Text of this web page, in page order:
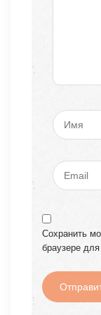
Сохранить
браузере